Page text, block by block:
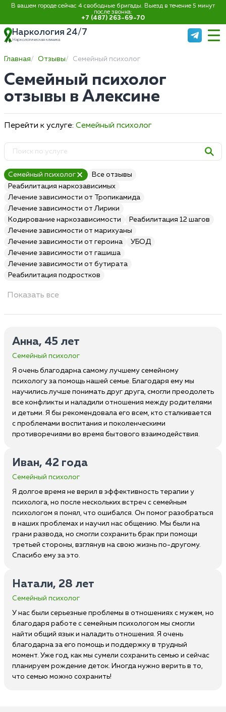
В вашем городе сейчас 4 свободные бригады. Выезд в течение 5 минут
после звонка:
+7 (487) 263-69-70
Наркология 24/7
Наркологическая клиника
Главная Отзывы Семейный психолог
Семейный психолог
отзывы в Алексине
Перейти к услуге: Семейный психолог
Семейный психолог
Все отзывы
Реабилитация наркозависимых
Лечение зависимости от Тропикамида
Лечение зависимости от Лирики
Кодирование наркозависимости
Реабилитация 12 шагов
Лечение зависимости от марихуаны
Лечение зависимости от героина
УБОД
Лечение зависимости от гашиша
Лечение зависимости от бутирата
Реабилитация подростков
Показать все
Анна, 45 лет
Семейный психолог
Я очень благодарна самому лучшему семейному
психологу за помощь нашей семье. Благодаря ему мы
научились лучше понимать друг друга, смогли преодолеть
все конфликты и наладили отношения между родителями
и детьми. Я бы рекомендовала его всем, кто сталкивается
с проблемами воспитания и поколенческими
противоречиями во время бытового взаимодействия.
Иван, 42 года
Семейный психолог
Я долгое время не верил в эффективность терапии у
психолога, но после нескольких встреч с семейным
психологом я понял, что ошибался. Он помог разобраться
в наших проблемах и научил нас общению. Мы были на
грани развода, но смогли сохранить брак при помощи
третьей стороны, взглянув на свою жизнь по-другому.
Спасибо ему за это.
Натали, 28 лет
Семейный психолог
У нас были серьезные проблемы в отношениях с мужем, но
благодаря работе с семейным психологом мы смогли
найти общий язык и наладить отношения. Я очень
благодарна за его помощь и поддержку в трудный
момент. Уже год, как мы сумели сохранить семью и сейчас
планируем рождение деток. Иногда нужно верить в то,
что семью можно сохранить!